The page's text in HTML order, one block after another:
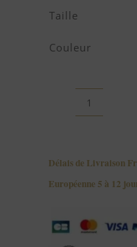
Taille
Couleur
JOY
Délais de Livraison
Européenne 5 à 12